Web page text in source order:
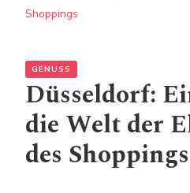
Shoppings
GENUSS
Düsseldorf:
die Welt der
des Shoppings